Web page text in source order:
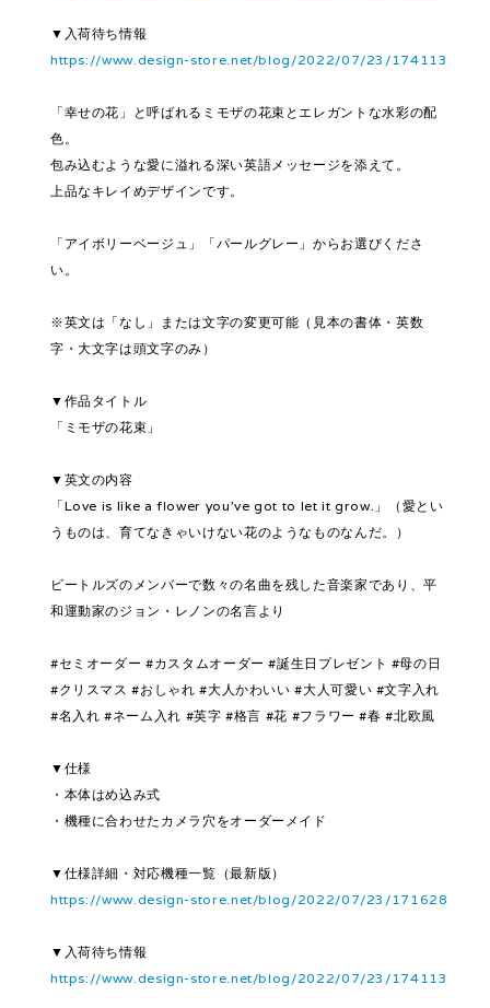
▼入荷待ち情報
https://www.design-store.net/blog/2022/07/23/174113
「幸せの花」と呼ばれるミモザの花束とエレガントな水彩の配
色。
包み込むような愛に溢れる深い英語メッセージを添えて。
上品なキレイめデザインです。
「アイボリーベージュ」「パールグレー」からお選びくださ
い。
※英文は「なし」または文字の変更可能（見本の書体・英数
字・大文字は頭文字のみ）
▼作品タイトル
「ミモザの花束」
▼英文の内容
「Love is like a flower you’ve got to let it grow.」（愛とい
うものは、育てなきゃいけない花のようなものなんだ。）
ビートルズのメンバーで数々の名曲を残した音楽家であり、平
和運動家のジョン・レノンの名言より
#セミオーダー #カスタムオーダー #誕生日プレゼント #母の日
#クリスマス #おしゃれ #大人かわいい #大人可愛い #文字入れ
#名入れ #ネーム入れ #英字 #格言 #花 #フラワー #春 #北欧風
▼仕様
・本体はめ込み式
・機種に合わせたカメラ穴をオーダーメイド
▼仕様詳細・対応機種一覧（最新版）
https://www.design-store.net/blog/2022/07/23/171628
▼入荷待ち情報
https://www.design-store.net/blog/2022/07/23/174113